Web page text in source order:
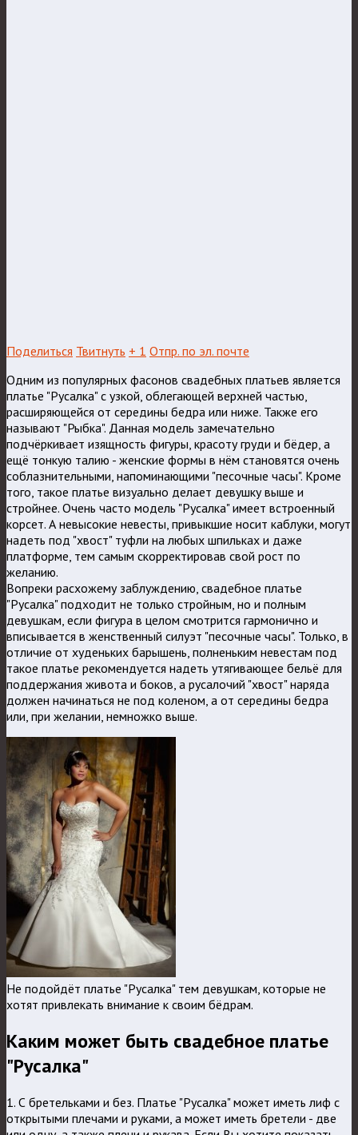
Поделиться Твитнуть + 1 Отпр. по эл. почте
Одним из популярных фасонов свадебных платьев является
платье "Русалка" с узкой, облегающей верхней частью,
расширяющейся от середины бедра или ниже. Также его
называют "Рыбка". Данная модель замечательно
подчёркивает изящность фигуры, красоту груди и бёдер, а
ещё тонкую талию - женские формы в нём становятся очень
соблазнительными, напоминающими "песочные часы". Кроме
того, такое платье визуально делает девушку выше и
стройнее. Очень часто модель "Русалка" имеет встроенный
корсет. А невысокие невесты, привыкшие носит каблуки, могут
надеть под "хвост" туфли на любых шпильках и даже
платформе, тем самым скорректировав свой рост по
желанию.
Вопреки расхожему заблуждению, свадебное платье
"Русалка" подходит не только стройным, но и полным
девушкам, если фигура в целом смотрится гармонично и
вписывается в женственный силуэт "песочные часы". Только, в
отличие от худеньких барышень, полненьким невестам под
такое платье рекомендуется надеть утягивающее бельё для
поддержания живота и боков, а русалочий "хвост" наряда
должен начинаться не под коленом, а от середины бедра
или, при желании, немножко выше.
Не подойдёт платье "Русалка" тем девушкам, которые не
хотят привлекать внимание к своим бёдрам.
Каким может быть свадебное платье
"Русалка"
1. С бретельками и без. Платье "Русалка" может иметь лиф с
открытыми плечами и руками, а может иметь бретели - две